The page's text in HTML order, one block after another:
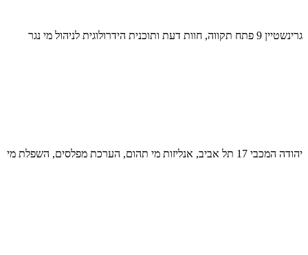
גרינשטיין 9 פתח תקווה, חוות דעת ותוכנית הידרולוגית לניהול מי נגר
יהודה המכבי 17 תל אביב, אנליזות מי תהום, הערכת מפלסים, השפלת מי